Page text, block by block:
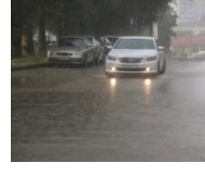
BLOGLAR
Русский
Українською